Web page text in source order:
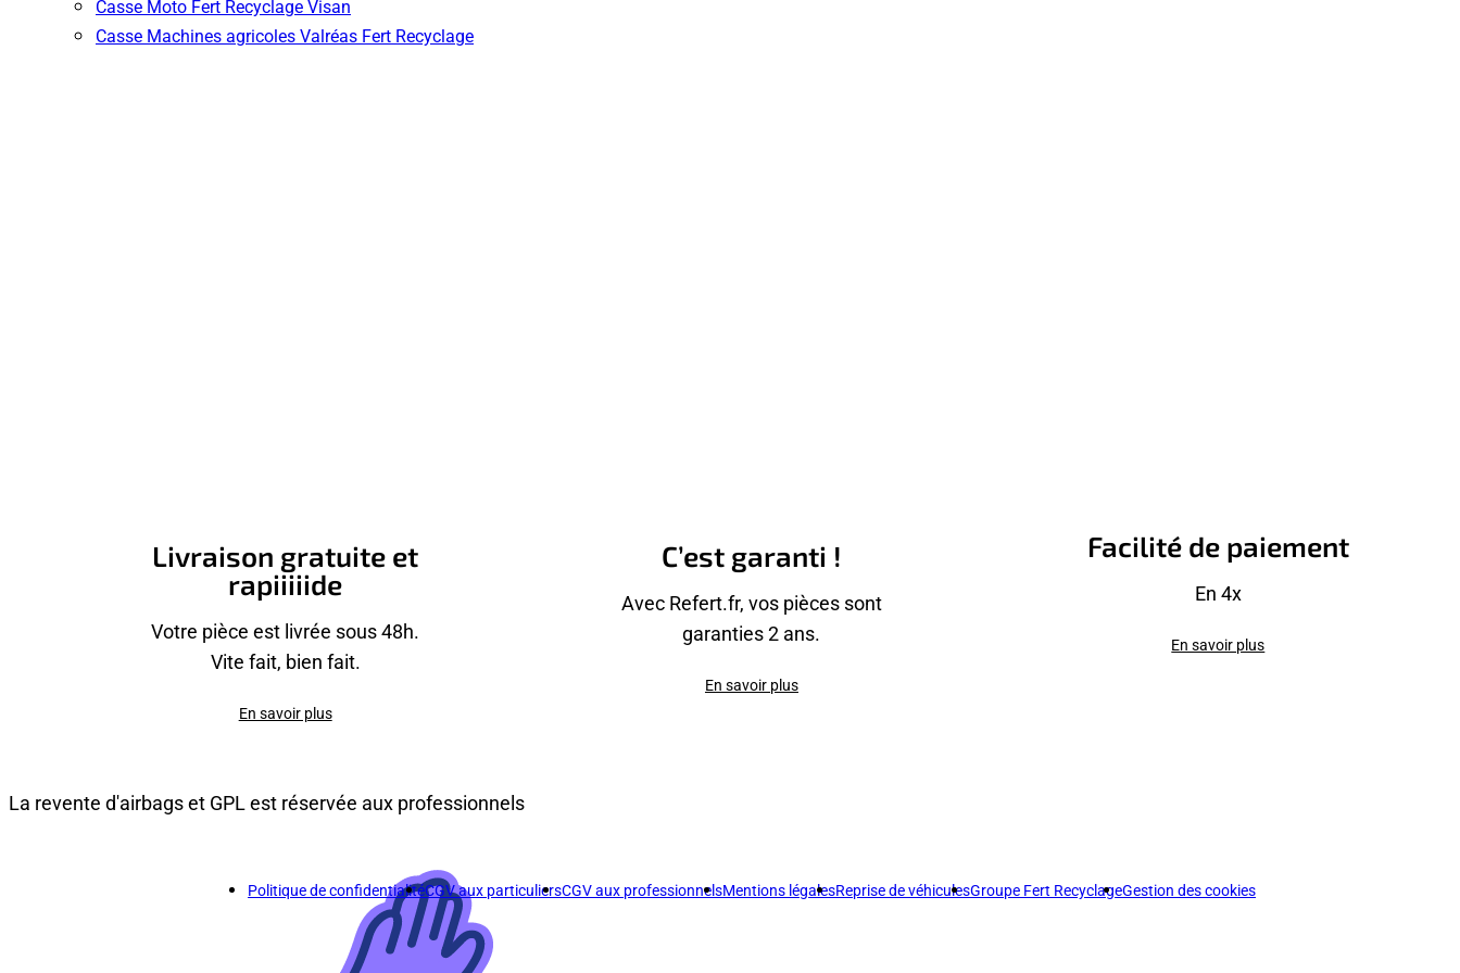
Casse Moto Fert Recyclage Visan
Casse Machines agricoles Valréas Fert Recyclage
Livraison gratuite et
rapiiiiide
Votre pièce est livrée sous 48h.
Vite fait, bien fait.
En savoir plus
C’est garanti !
Avec Refert.fr, vos pièces sont
garanties 2 ans.
En savoir plus
Facilité de paiement
En 4x
En savoir plus
La revente d'airbags et GPL est réservée aux professionnels
Politique de confidentialitéCGV aux particuliersCGV aux professionnelsMentions légalesReprise de véhiculesGroupe Fert RecyclageGestion des cookies